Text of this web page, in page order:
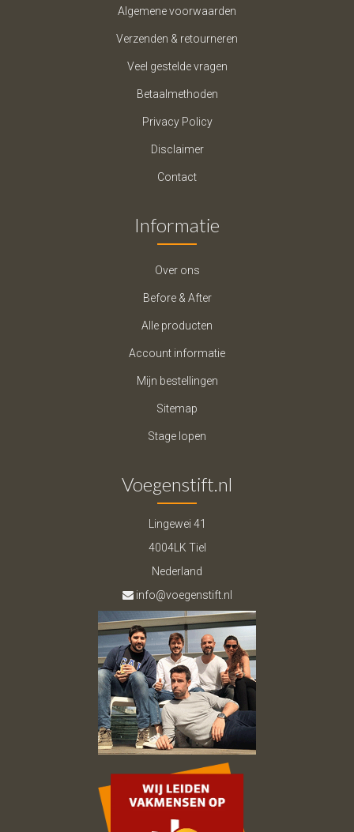
Algemene voorwaarden
Verzenden & retourneren
Veel gestelde vragen
Betaalmethoden
Privacy Policy
Disclaimer
Contact
Informatie
Over ons
Before & After
Alle producten
Account informatie
Mijn bestellingen
Sitemap
Stage lopen
Voegenstift.nl
Lingewei 41
4004LK Tiel
Nederland
info@voegenstift.nl